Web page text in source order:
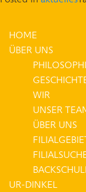
HOME
ÜBER UNS
WIR
UNSER
ÜBER UNS
UR-DINKEL